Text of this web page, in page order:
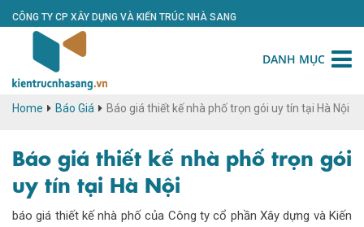
CÔNG TY CP XÂY DỰNG VÀ KIẾN TRÚC NHÀ SANG
DANH MỤC
Home Báo Giá Báo giá thiết kế nhà phố trọn gói uy tín tại Hà Nội
Báo giá thiết kế nhà phố trọn gói
uy tín tại Hà Nội
báo giá thiết kế nhà phố của Công ty cổ phần Xây dựng và Kiến